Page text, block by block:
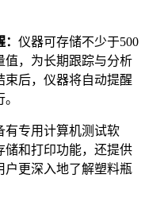
仪器可存储不少于500
值，为长期跟踪与分析
束后，仪器将自动提醒
有专用计算机测试软
储和打印功能，还提供
户更深入地了解塑料瓶